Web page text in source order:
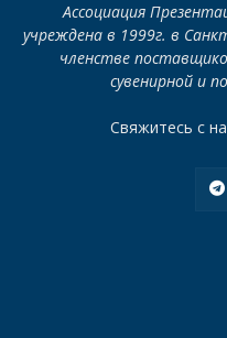
Ассоциация
учреждена в 1999г. в
членстве
сувенирной и
Свяжитесь с